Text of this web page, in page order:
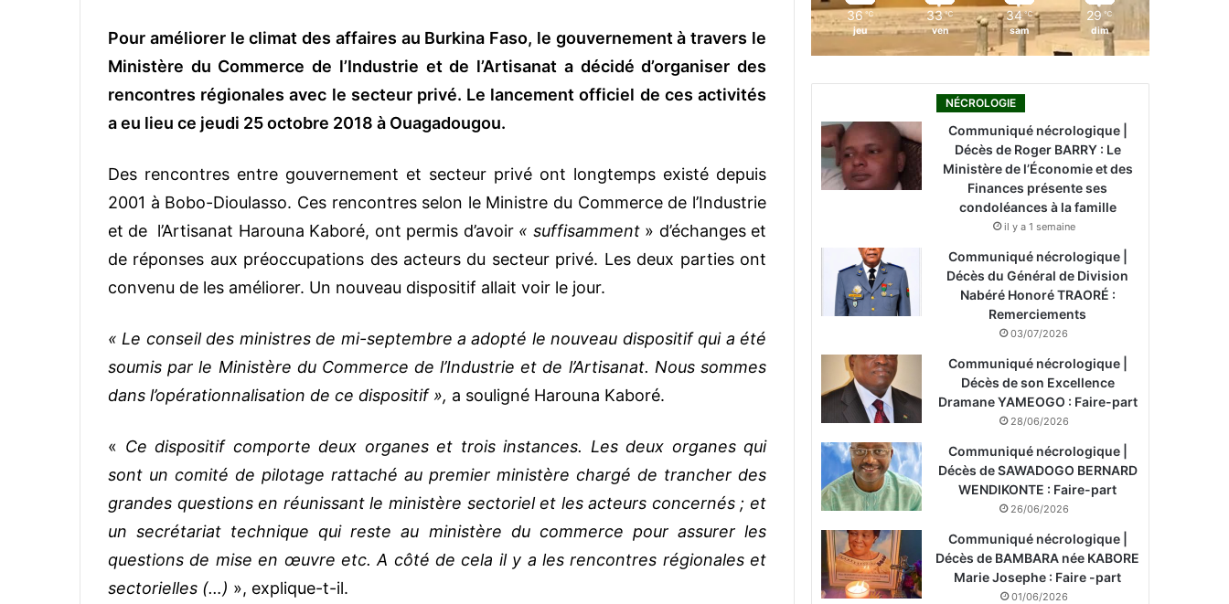
Pour améliorer le climat des affaires au Burkina Faso, le gouvernement à travers le
Ministère du Commerce de l’Industrie et de l’Artisanat a décidé d’organiser des
rencontres régionales avec le secteur privé. Le lancement officiel de ces activités
a eu lieu ce jeudi 25 octobre 2018 à Ouagadougou.
Des rencontres entre gouvernement et secteur privé ont longtemps existé depuis
2001 à Bobo-Dioulasso. Ces rencontres selon le Ministre du Commerce de l’Industrie
et de l’Artisanat Harouna Kaboré, ont permis d’avoir « suffisamment» d’échanges et
de réponses aux préoccupations des acteurs du secteur privé. Les deux parties ont
convenu de les améliorer. Un nouveau dispositif allait voir le jour.
« Le conseil des ministres de mi-septembre a adopté le nouveau dispositif qui a été
soumis par le Ministère du Commerce de l’Industrie et de l’Artisanat. Nous sommes
dans l’opérationnalisation de ce dispositif », a souligné Harouna Kaboré.
« Ce dispositif comporte deux organes et trois instances. Les deux organes qui
sont un comité de pilotage rattaché au premier ministère chargé de trancher des
grandes questions en réunissant le ministère sectoriel et les acteurs concernés ; et
un secrétariat technique qui reste au ministère du commerce pour assurer les
questions de mise en œuvre etc. A côté de cela il y a les rencontres régionales et
sectorielles (…) », explique-t-il.
36 ℃
jeu
33 ℃
ven
34 ℃
sam
29 ℃
dim
NÉCROLOGIE
Communiqué nécrologique |
Décès de Roger BARRY : Le
Ministère de l’Économie et des
Finances présente ses
condoléances à la famille
il y a 1 semaine
Communiqué nécrologique |
Décès du Général de Division
Nabéré Honoré TRAORÉ :
Remerciements
03/07/2026
Communiqué nécrologique |
Décès de son Excellence
Dramane YAMEOGO : Faire-part
28/06/2026
Communiqué nécrologique |
Décès de SAWADOGO BERNARD
WENDIKONTE : Faire-part
26/06/2026
Communiqué nécrologique |
Décès de BAMBARA née KABORE
Marie Josephe : Faire -part
01/06/2026